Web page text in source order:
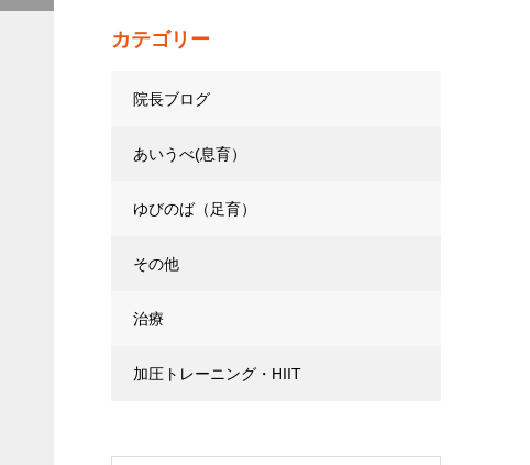
カテゴリー
院長ブログ
あいうべ(息育）
ゆびのば（足育）
その他
治療
加圧トレーニング・HIIT